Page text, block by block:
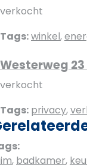
verkocht
Tags:winkel,
Westerweg
verkocht
Tags: privacy,
, badkamer,